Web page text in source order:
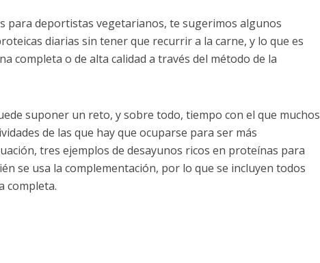
para deportistas vegetarianos, te sugerimos algunos
diarias sin tener que recurrir a la carne, y lo que es
completa o de alta calidad a través del método de la
suponer un reto, y sobre todo, tiempo con el que muchos
de las que hay que ocuparse para ser más
tres ejemplos de desayunos ricos en proteínas para
se usa la complementación, por lo que se incluyen todos
completa.